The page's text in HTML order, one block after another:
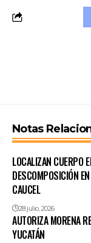
Notas
LOCALIZAN CUERPO
DESCOMPOSICIÓN
CAUCEL
28 julio, 2026
AUTORIZA MORENA
YUCATÁN